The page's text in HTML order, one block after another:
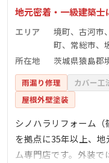
地元密着・一級建築
エリア
境町、古河市
町、常総市、
所在地
茨城県猿島郡
雨漏り修理 カバー工
屋根外壁塗装
シノハラリフォーム
を拠点に35年以上、
ム専門店です。外装で